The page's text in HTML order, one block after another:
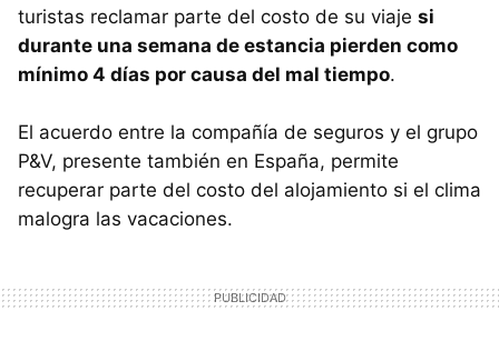
turistas reclamar parte del costo de su viaje si
durante una semana de estancia pierden como
mínimo 4 días por causa del mal tiempo.
El acuerdo entre la compañía de seguros y el grupo
P&V, presente también en España, permite
recuperar parte del costo del alojamiento si el clima
malogra las vacaciones.